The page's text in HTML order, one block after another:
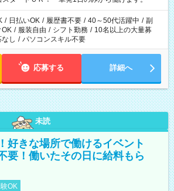
/ 日払いOK / 履歴書不要 / 40～50代活躍中 / 副
OK / 服装自由 / シフト勤務 / 10名以上の大量募
し / パソコンスキル不要
応募する 詳細へ
未読
好きな場所で働けるイベント
要！働いたその日に給料もら
OK